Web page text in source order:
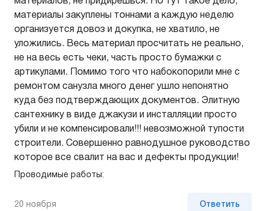
материалы закуплены тоннами а каждую неделю
организуется довоз и докупка, не хватило, не
уложились. Весь материал просчитать не реально,
не на весь есть чеки, часть просто бумажки с
артикулами. Помимо того что набокопорили мне с
ремонтом санузла много денег ушло непонятно
куда без подтверждающих документов. Элитную
сантехнику в виде джакузи и инсталляции просто
убили и не компенсировали!!! невозможной тупости
строители. Совершенно равнодушное руководство
которое все свалит на вас и дефекты продукции!
Проводимые работы:
20 ноября Ответить